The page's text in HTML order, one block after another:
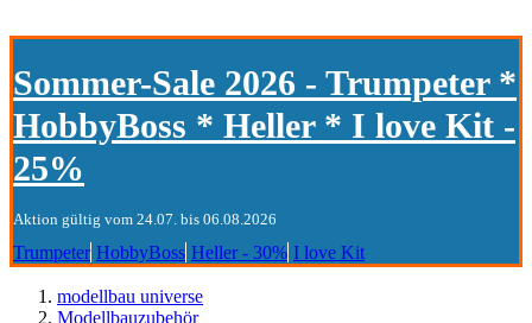
Sommer-Sale 2026 - Trumpeter *
HobbyBoss * Heller * I love Kit -
25%
Aktion gültig vom 24.07. bis 06.08.2026
Trumpeter HobbyBoss Heller - 30% I love Kit
modellbau universe
Modellbauzubehör